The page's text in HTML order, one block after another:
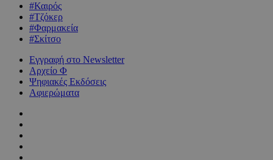
#Καιρός
#Τζόκερ
#Φαρμακεία
#Σκίτσο
Εγγραφή στο Newsletter
Αρχείο Φ
Ψηφιακές Εκδόσεις
Αφιερώματα